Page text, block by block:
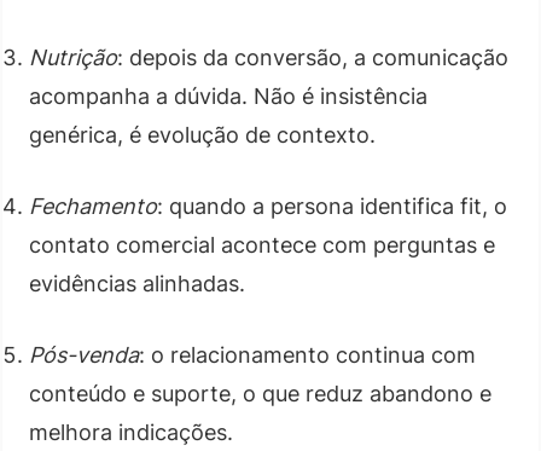
Nutrição: depois da conversão, a comunicação
acompanha a dúvida. Não é insistência
genérica, é evolução de contexto.
Fechamento: quando a persona identifica fit, o
contato comercial acontece com perguntas e
evidências alinhadas.
Pós-venda: o relacionamento continua com
conteúdo e suporte, o que reduz abandono e
melhora indicações.